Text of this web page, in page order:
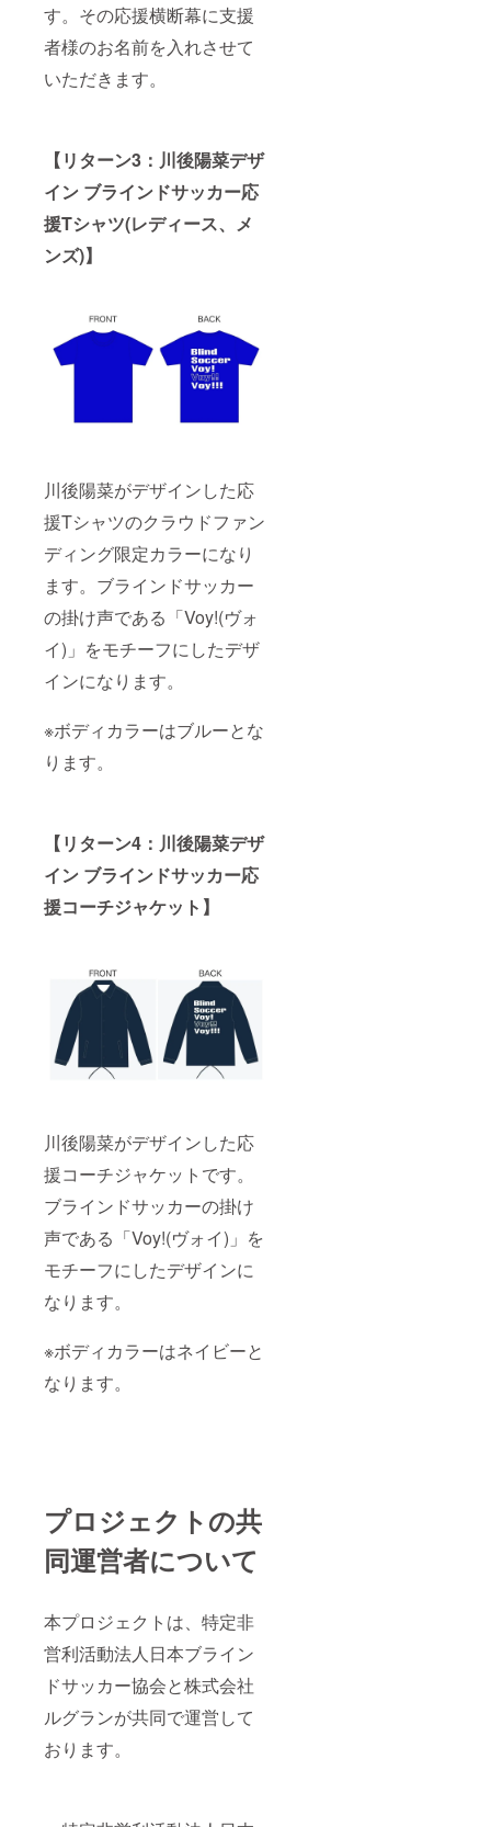
す。その応援横断幕に支援
者様のお名前を入れさせて
いただきます。
【リターン3：川後陽菜デザ
イン ブラインドサッカー応
援Tシャツ(レディース、メ
ンズ)】
川後陽菜がデザインした応
援Tシャツのクラウドファン
ディング限定カラーになり
ます。ブラインドサッカー
の掛け声である「Voy!(ヴォ
イ)」をモチーフにしたデザ
インになります。
※ボディカラーはブルーとな
ります。
【リターン4：川後陽菜デザ
イン ブラインドサッカー応
援コーチジャケット】
川後陽菜がデザインした応
援コーチジャケットです。
ブラインドサッカーの掛け
声である「Voy!(ヴォイ)」を
モチーフにしたデザインに
なります。
※ボディカラーはネイビーと
なります。
プロジェクトの共
同運営者について
本プロジェクトは、特定非
営利活動法人日本ブライン
ドサッカー協会と株式会社
ルグランが共同で運営して
おります。